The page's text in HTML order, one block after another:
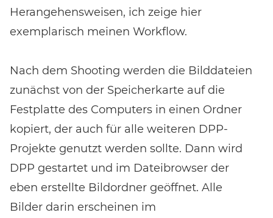
Noch keinen Event-Code? Jetztfür einen Workshop
und Zugang zu exklusiven Inhalten und
Bewertungen erhalten.
Herangehensweisen, ich zeige hier
exemplarisch meinen Workflow.
Nach dem Shooting werden die Bilddateien
zunächst von der Speicherkarte auf die
Festplatte des Computers in einen Ordner
kopiert, der auch für alle weiteren DPP-
Projekte genutzt werden sollte. Dann wird
DPP gestartet und im Dateibrowser der
eben erstellte Bildordner geöffnet. Alle
Bilder darin erscheinen im